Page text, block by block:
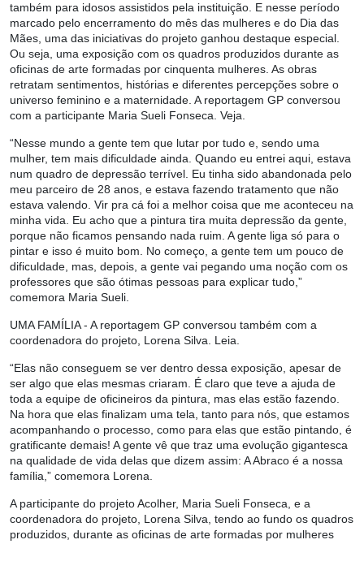
também para idosos assistidos pela instituição. E nesse período
marcado pelo encerramento do mês das mulheres e do Dia das
Mães, uma das iniciativas do projeto ganhou destaque especial.
Ou seja, uma exposição com os quadros produzidos durante as
oficinas de arte formadas por cinquenta mulheres. As obras
retratam sentimentos, histórias e diferentes percepções sobre o
universo feminino e a maternidade. A reportagem GP conversou
com a participante Maria Sueli Fonseca. Veja.
“Nesse mundo a gente tem que lutar por tudo e, sendo uma
mulher, tem mais dificuldade ainda. Quando eu entrei aqui, estava
num quadro de depressão terrível. Eu tinha sido abandonada pelo
meu parceiro de 28 anos, e estava fazendo tratamento que não
estava valendo. Vir pra cá foi a melhor coisa que me aconteceu na
minha vida. Eu acho que a pintura tira muita depressão da gente,
porque não ficamos pensando nada ruim. A gente liga só para o
pintar e isso é muito bom. No começo, a gente tem um pouco de
dificuldade, mas, depois, a gente vai pegando uma noção com os
professores que são ótimas pessoas para explicar tudo,”
comemora Maria Sueli.
UMA FAMÍLIA- A reportagem GP conversou também com a
coordenadora do projeto, Lorena Silva. Leia.
“Elas não conseguem se ver dentro dessa exposição, apesar de
ser algo que elas mesmas criaram. É claro que teve a ajuda de
toda a equipe de oficineiros da pintura, mas elas estão fazendo.
Na hora que elas finalizam uma tela, tanto para nós, que estamos
acompanhando o processo, como para elas que estão pintando, é
gratificante demais! A gente vê que traz uma evolução gigantesca
na qualidade de vida delas que dizem assim: A Abraco é a nossa
família,” comemora Lorena.
A participante do projeto Acolher, Maria Sueli Fonseca, e a
coordenadora do projeto, Lorena Silva, tendo ao fundo os quadros
produzidos, durante as oficinas de arte formadas por mulheres